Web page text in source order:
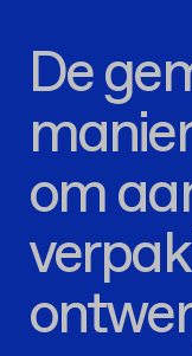
De
om